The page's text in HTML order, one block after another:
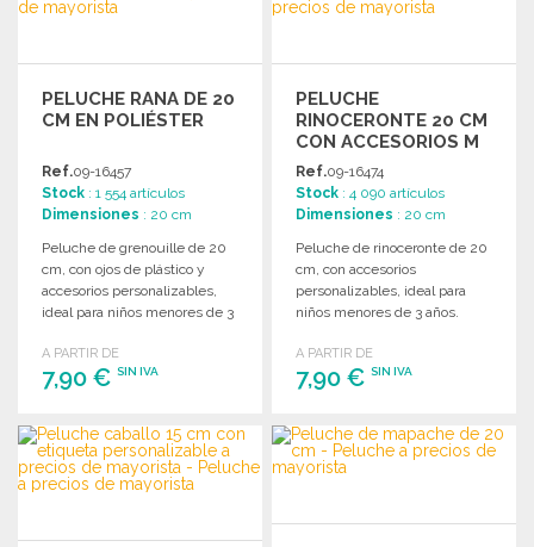
PELUCHE RANA DE 20
CM EN POLIÉSTER
Ref.09-16457
Stock : 1 554 artículos
Dimensiones : 20 cm
Peluche de grenouille de 20
cm, con ojos de plástico y
accesorios personalizables,
ideal para niños menores de 3
A PARTIR DE
7,90 € SIN IVA
PEDIR
Solicitar un presupuesto
PELUCHE
RINOCERONTE 20 CM
CON ACCESORIOS M
Ref.09-16474
Stock : 4 090 artículos
Dimensiones : 20 cm
Peluche de rinoceronte de 20
cm, con accesorios
personalizables, ideal para
niños menores de 3 años.
norma EN 71.
A PARTIR DE
7,90 €SIN IVA
PEDIR
Solicitar un presupuesto